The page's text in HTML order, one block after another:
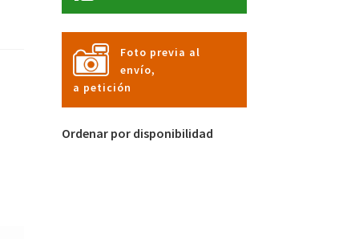
Foto previa al
envío,
a petición
Ordenar por disponibilidad